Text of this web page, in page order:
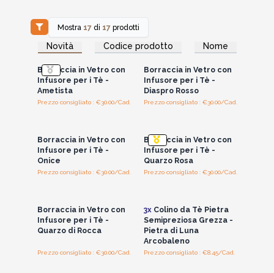
Mostra 17 di 17 prodotti
Novità Codice prodotto Nome
Accedi per vedere
i prezzi all'ingrosso
Borraccia in Vetro con
Infusore per i Tè -
Ametista
Prezzo consigliato : €30.00/Cad.
Accedi per vedere
i prezzi all'ingrosso
Borraccia in Vetro con
Infusore per i Tè -
Diaspro Rosso
Prezzo consigliato : €30.00/Cad.
Borraccia in Vetro con
Infusore per i Tè -
Onice
Prezzo consigliato : €30.00/Cad.
Borraccia in Vetro con
Infusore per i Tè -
Quarzo Rosa
Prezzo consigliato : €30.00/Cad.
Borraccia in Vetro con
Infusore per i Tè -
Quarzo di Rocca
Prezzo consigliato : €30.00/Cad.
3xColino da Tè Pietra
Semipreziosa Grezza -
Pietra di Luna
Arcobaleno
Prezzo consigliato : €8.45/Cad.